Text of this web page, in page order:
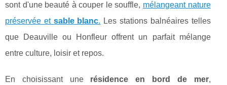
sont d'une beauté à couper le souffle, mélangeant nature
préservée et sable blanc. Les stations balnéaires telles
que Deauville ou Honfleur offrent un parfait mélange
entre culture, loisir et repos.
En choisissant une résidence en bord de mer,